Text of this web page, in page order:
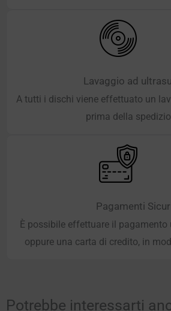
Lavaggio ad
A tutti i dischi viene effettuato un
prima della
Pagamenti
È possibile effettuare il
oppure una carta di credito, in
Potrebbe interessarti